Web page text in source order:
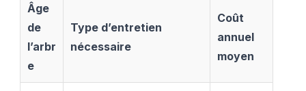
Âge
de
l’arbr
e
Type d’entretien
nécessaire
Coût
annuel
moyen